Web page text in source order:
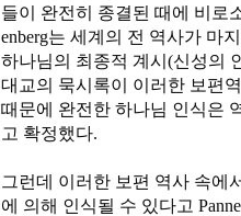
들이 완전히 종결된 때에 비로
enberg는 세계의 전 역사가 마
하나님의 최종적 계시(신성의
대교의 묵시록이 이러한 보편
때문에 완전한 하나님 인식은
고 확정했다.
그런데 이러한 보편 역사 속에
에 의해 인식될 수 있다고